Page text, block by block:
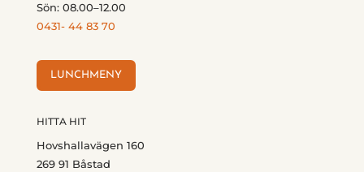
Sön: 08.00–12.00
0431- 44 83 70
LUNCHMENY
HITTA HIT
Hovshallavägen 160
269 91 Båstad